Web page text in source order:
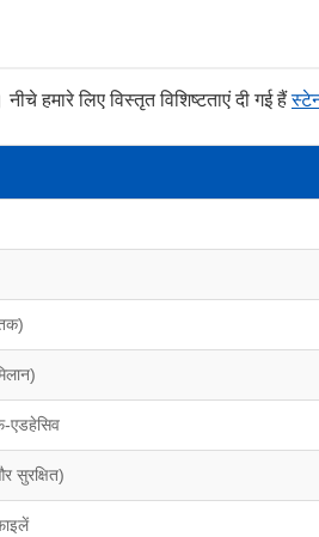
हमारे लिए विस्तृत विशिष्टताएं दी गई हैं
एडहेसिव
सुरक्षित)